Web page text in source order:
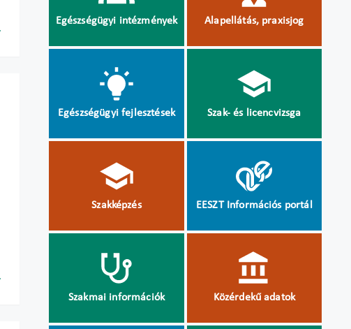
Egészségügyi intézmények Alapellátás, praxisjog
Egészségügyi fejlesztések Szak- és licencvizsga
Szakképzés EESZT Információs portál
Szakmai információk Közérdekű adatok